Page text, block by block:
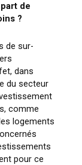
de
?
de sur-
dans
du secteur
comme
logements
pour ce